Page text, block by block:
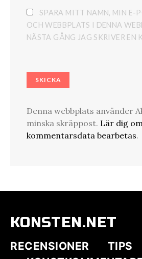
SPARA MITT NAMN, MIN E-
OCH WEBBPLATS I DENNA
NÄSTA GÅNG JAG SKRIVER EN
Denna webbplats använder
minska skräppost. Lär dig
kommentarsdata bearbetas.
KONSTEN.NET
RECENSIONER
TIPS